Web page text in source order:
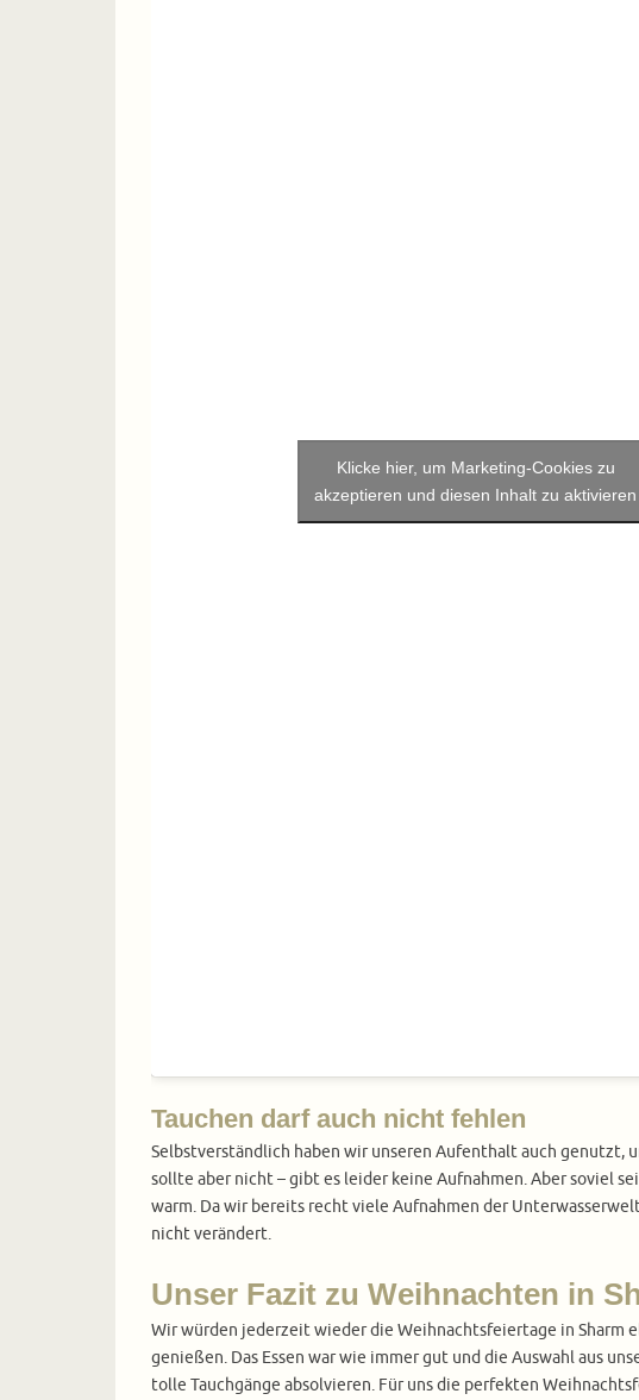
Klicke hier, um Marketing-Cookies zu
akzeptieren und diesen Inhalt zu aktivieren
Tauchen darf auch nicht fehlen
Selbstverständlich haben wir unseren Aufenthalt auch genutzt,
sollte aber nicht – gibt es leider keine Aufnahmen. Aber soviel
warm. Da wir bereits recht viele Aufnahmen der
nicht verändert.
Unser Fazit zu Weihnachten in
Wir würden jederzeit wieder die Weihnachtsfeiertage in Sharm
genießen. Das Essen war wie immer gut und die Auswahl aus
tolle Tauchgänge absolvieren. Für uns die perfekten